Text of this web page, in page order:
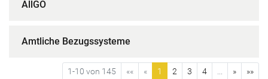
AllGO
Amtliche Bezugssysteme
1-10 von 145 «« « 1 2 3 4 » »»